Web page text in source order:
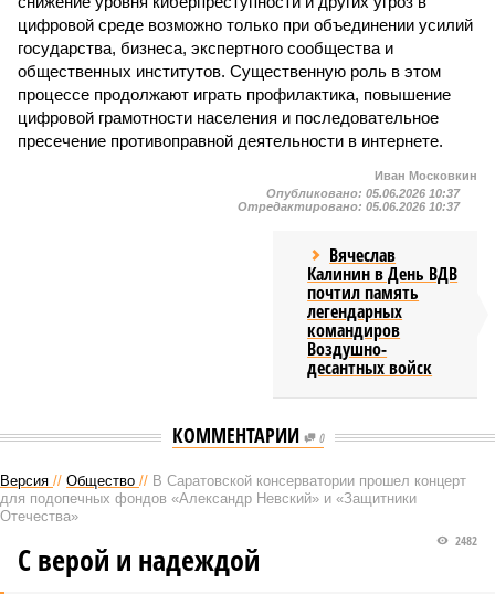
цифровой среде возможно только при объединении усилий
государства, бизнеса, экспертного сообщества и
общественных институтов. Существенную роль в этом
процессе продолжают играть профилактика, повышение
цифровой грамотности населения и последовательное
пресечение противоправной деятельности в интернете.
Иван Московкин
Опубликовано: 05.06.2026 10:37
Отредактировано: 05.06.2026 10:37
Вячеслав
Калинин в День ВДВ
почтил память
легендарных
командиров
Воздушно-
десантных войск
КОММЕНТАРИИ 0
Версия // Общество // В Саратовской консерватории прошел концерт
для подопечных фондов «Александр Невский» и «Защитники
Отечества»
2482
С верой и надеждой